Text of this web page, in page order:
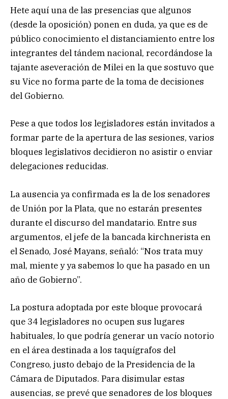
Hete aquí una de las presencias que algunos
(desde la oposición) ponen en duda, ya que es de
público conocimiento el distanciamiento entre los
integrantes del tándem nacional, recordándose la
tajante aseveración de Milei en la que sostuvo que
su Vice no forma parte de la toma de decisiones
del Gobierno.
Pese a que todos los legisladores están invitados a
formar parte de la apertura de las sesiones, varios
bloques legislativos decidieron no asistir o enviar
delegaciones reducidas.
La ausencia ya confirmada es la de los senadores
de Unión por la Plata, que no estarán presentes
durante el discurso del mandatario. Entre sus
argumentos, el jefe de la bancada kirchnerista en
el Senado, José Mayans, señaló: “Nos trata muy
mal, miente y ya sabemos lo que ha pasado en un
año de Gobierno”.
La postura adoptada por este bloque provocará
que 34 legisladores no ocupen sus lugares
habituales, lo que podría generar un vacío notorio
en el área destinada a los taquígrafos del
Congreso, justo debajo de la Presidencia de la
Cámara de Diputados. Para disimular estas
ausencias, se prevé que senadores de los bloques